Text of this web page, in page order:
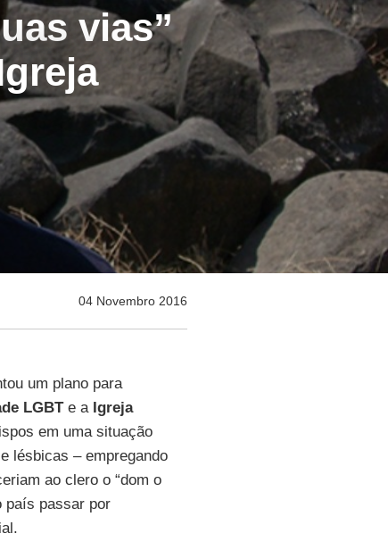
vias”
04 Novembro 2016
um plano para
LGBTe a Igreja
em uma situação
lésbicas – empregando
ao clero o “dom o
país passar por